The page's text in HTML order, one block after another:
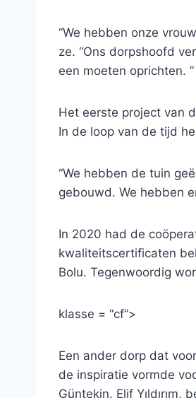
“We hebben onze
ze. “Ons dorpshoofd
een moeten oprichten. ”
Het eerste project van
In de loop van de tijd
“We hebben de tuin
gebouwd. We hebben
In 2020 had de
kwaliteitscertificaten
Bolu. Tegenwoordig
klasse = “cf”>
Een ander dorp dat
de inspiratie vormde
Güntekin. Elif